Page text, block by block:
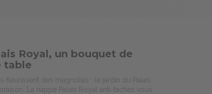
Royal, un bouquet de
table
fleurissent des magnolias : le jardin du Palais
La nappe Palais Royal anti-taches vous